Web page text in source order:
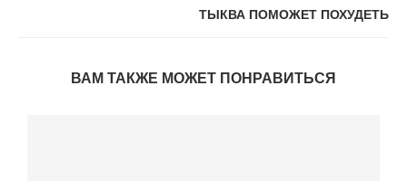
ТЫКВА ПОМОЖЕТ ПОХУДЕТЬ
ВАМ ТАКЖЕ МОЖЕТ ПОНРАВИТЬСЯ